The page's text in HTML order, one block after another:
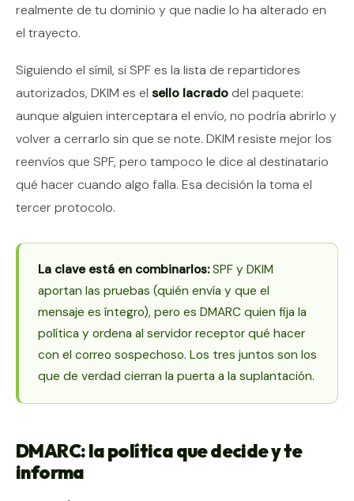
realmente de tu dominio y que nadie lo ha alterado en
el trayecto.
Siguiendo el símil, si SPF es la lista de repartidores
autorizados, DKIM es el sello lacrado del paquete:
aunque alguien interceptara el envío, no podría abrirlo y
volver a cerrarlo sin que se note. DKIM resiste mejor los
reenvíos que SPF, pero tampoco le dice al destinatario
qué hacer cuando algo falla. Esa decisión la toma el
tercer protocolo.
La clave está en combinarlos:SPF y DKIM
aportan las pruebas (quién envía y que el
mensaje es íntegro), pero es DMARC quien fija la
política y ordena al servidor receptor qué hacer
con el correo sospechoso. Los tres juntos son los
que de verdad cierran la puerta a la suplantación.
DMARC: la política que decide y te
informa